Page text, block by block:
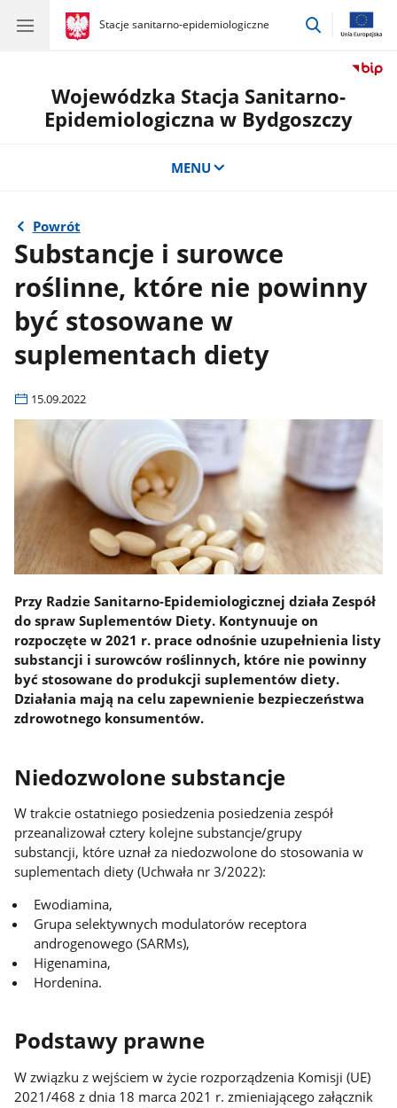
gov.pl
Stacje sanitarno-epidemiologiczne
gov.pl
Stacje
przejdź
Wojewódzka Stacja Sanitarno-
Epidemiologiczna w Bydgoszczy
MENU
Powrót
Substancje i surowce
roślinne, które nie powinny
być stosowane w
suplementach diety
15.09.2022
Przy Radzie Sanitarno-Epidemiologicznej działa Zespół
do spraw Suplementów Diety. Kontynuuje on
rozpoczęte w 2021 r. prace odnośnie uzupełnienia listy
substancji i surowców roślinnych, które nie powinny
być stosowane do produkcji suplementów diety.
Działania mają na celu zapewnienie bezpieczeństwa
zdrowotnego konsumentów.
Niedozwolone substancje
W trakcie ostatniego posiedzenia posiedzenia zespół
przeanalizował cztery kolejne substancje/grupy
substancji, które uznał za niedozwolone do stosowania w
suplementach diety (Uchwała nr 3/2022):
Ewodiamina,
Grupa selektywnych modulatorów receptora
androgenowego (SARMs),
Higenamina,
Hordenina.
Podstawy prawne
W związku z wejściem w życie rozporządzenia Komisji (UE)
2021/468 z dnia 18 marca 2021 r. zmieniającego załącznik